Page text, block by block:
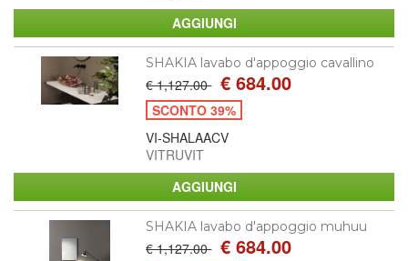
SHAKIA lavabo d'appoggio cavallino
€ 1,127.00 € 684.00
SCONTO 39%
VI-SHALAACV
VITRUVIT
SHAKIA lavabo d'appoggio muhuu
€ 1,127.00 € 684.00